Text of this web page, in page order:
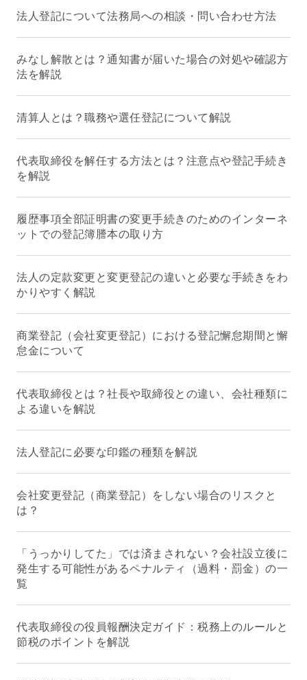
法人登記について法務局への相談・問い合わせ方法
みなし解散とは？通知書が届いた場合の対処や確認方
法を解説
清算人とは？職務や選任登記について解説
代表取締役を解任する方法とは？注意点や登記手続き
を解説
履歴事項全部証明書の変更手続きのためのインターネ
ットでの登記簿謄本の取り方
法人の定款変更と変更登記の違いと必要な手続きをわ
かりやすく解説
商業登記（会社変更登記）における登記懈怠期間と懈
怠金について
代表取締役とは？社長や取締役との違い、会社種類に
よる違いを解説
法人登記に必要な印鑑の種類を解説
会社変更登記（商業登記）をしない場合のリスクと
は？
「うっかりしてた」では済まされない？会社設立後に
発生する可能性があるペナルティ（過料・罰金）の一
覧
代表取締役の役員報酬決定ガイド：税務上のルールと
節税のポイントを解説